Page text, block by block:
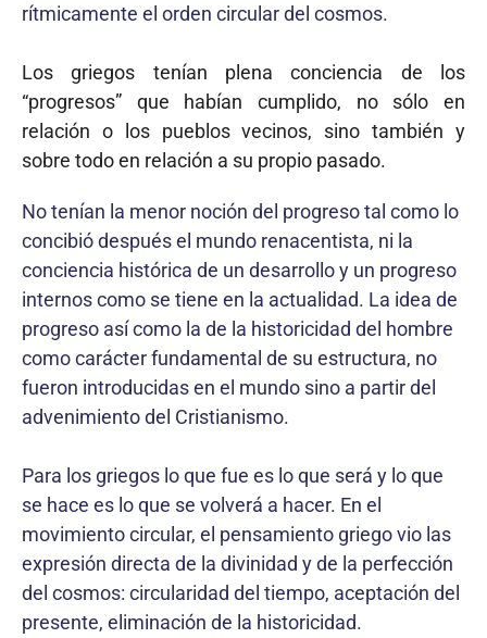
rítmicamente el orden circular del cosmos.
Los griegos tenían plena conciencia de los
“progresos” que habían cumplido, no sólo en
relación o los pueblos vecinos, sino también y
sobre todo en relación a su propio pasado.
No tenían la menor noción del progreso tal como lo
concibió después el mundo renacentista, ni la
conciencia histórica de un desarrollo y un progreso
internos como se tiene en la actualidad. La idea de
progreso así como la de la historicidad del hombre
como carácter fundamental de su estructura, no
fueron introducidas en el mundo sino a partir del
advenimiento del Cristianismo.
Para los griegos lo que fue es lo que será y lo que
se hace es lo que se volverá a hacer. En el
movimiento circular, el pensamiento griego vio las
expresión directa de la divinidad y de la perfección
del cosmos: circularidad del tiempo, aceptación del
presente, eliminación de la historicidad.